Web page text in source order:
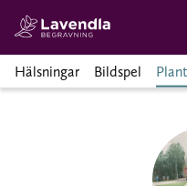
Hälsningar Bildspel